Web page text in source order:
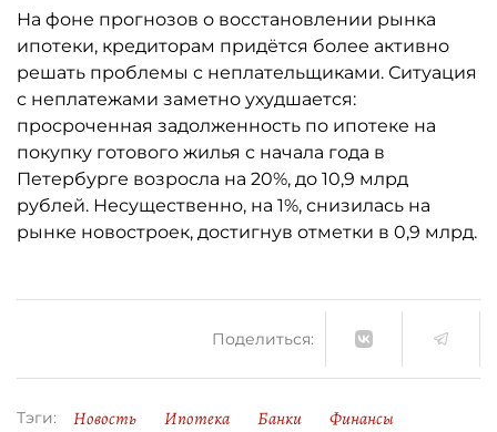
На фоне прогнозов о восстановлении рынка
ипотеки, кредиторам придётся более активно
решать проблемы с неплательщиками. Ситуация
с неплатежами заметно ухудшается:
просроченная задолженность по ипотеке на
покупку готового жилья с начала года в
Петербурге возросла на 20%, до 10,9 млрд
рублей. Несущественно, на 1%, снизилась на
рынке новостроек, достигнув отметки в 0,9 млрд.
Поделиться:
Тэги: Новость Ипотека Банки
Финансы